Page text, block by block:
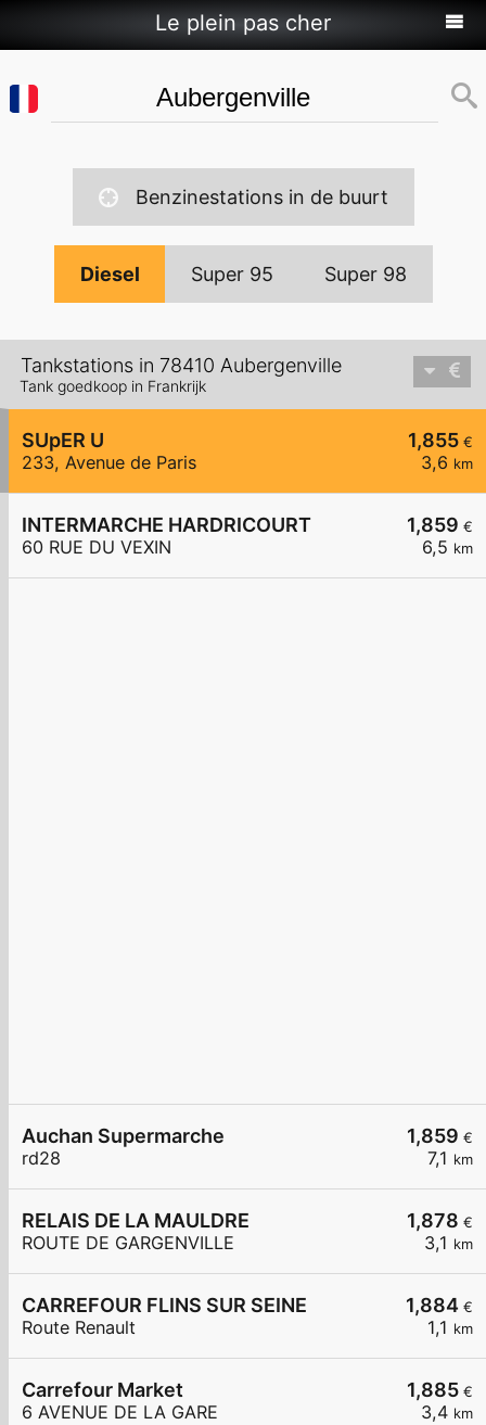
Le plein pas cher
Benzinestations in de buurt
Diesel Super 95 Super 98
Tankstations in 78410 Aubergenville
Tank goedkoop in Frankrijk
1,855 €
3,6 km
SUpER U
233, Avenue de Paris
1,859 €
6,5 km
INTERMARCHE HARDRICOURT
60 RUE DU VEXIN
1,859 €
7,1 km
Auchan Supermarche
rd28
1,878 €
3,1 km
RELAIS DE LA MAULDRE
ROUTE DE GARGENVILLE
1,884 €
1,1 km
CARREFOUR FLINS SUR SEINE
Route Renault
1,885 €
3,4 km
Carrefour Market
6 AVENUE DE LA GARE